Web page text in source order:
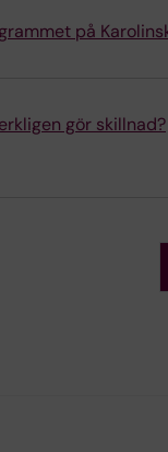
på
gör skillnad?